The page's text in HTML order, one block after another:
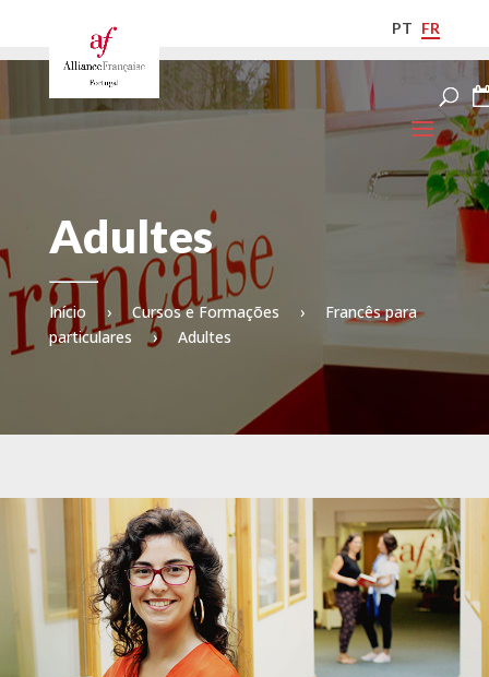
PT FR
Adultes
Início › Cursos e Formações ›
Francês para
particulares
› Adultes